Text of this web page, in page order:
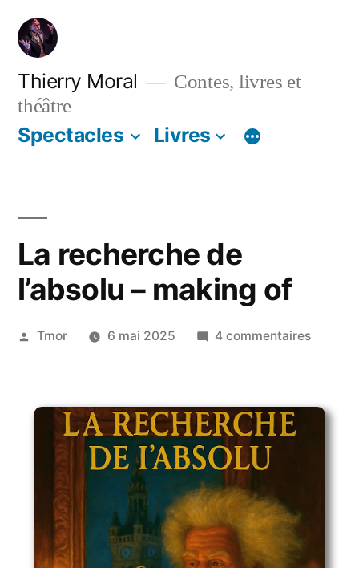
Thierry Moral
Contes, livres et
théâtre
Spectacles Livres
La recherche de
l’absolu – making of
Tmor 6 mai 2025 4 commentaires